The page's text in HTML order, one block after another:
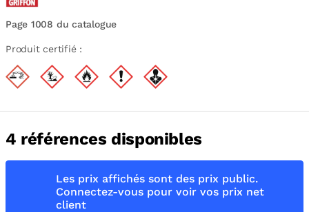
Page 1008 du catalogue
Produit certifié :
4 références disponibles
Les prix affichés sont des prix public.
Connectez-vous pour voir vos prix net
client